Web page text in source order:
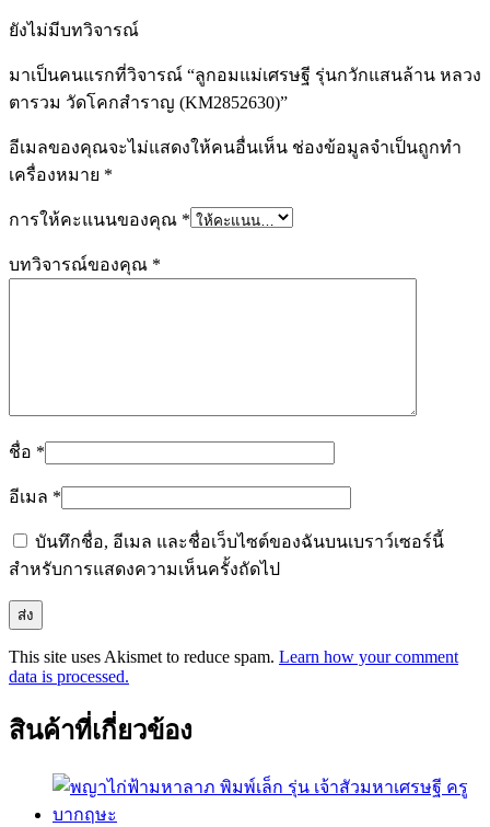
ยังไม่มีบทวิจารณ์
มาเป็นคนแรกที่วิจารณ์ “ลูกอมแม่เศรษฐี รุ่นกวักแสนล้าน หลวง
ตารวม วัดโคกสำราญ (KM2852630)”
อีเมลของคุณจะไม่แสดงให้คนอื่นเห็น ช่องข้อมูลจำเป็นถูกทำ
เครื่องหมาย *
การให้คะแนนของคุณ *
บทวิจารณ์ของคุณ *
ชื่อ *
อีเมล *
บันทึกชื่อ, อีเมล และชื่อเว็บไซต์ของฉันบนเบราว์เซอร์นี้
สำหรับการแสดงความเห็นครั้งถัดไป
This site uses Akismet to reduce spam. Learn how your comment
data is processed.
สินค้าที่เกี่ยวข้อง